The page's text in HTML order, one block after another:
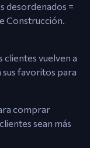
desordenados =
Construcción.
clientes vuelven a
favoritos para
comprar
sean más